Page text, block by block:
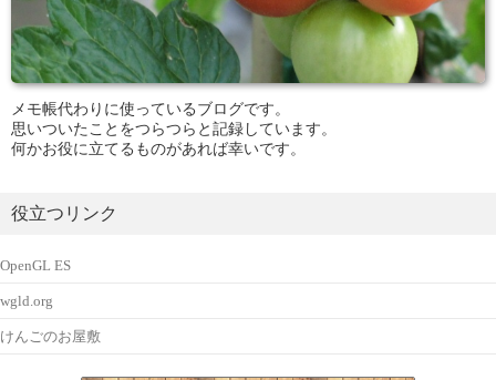
メモ帳代わりに使っているブログです。
思いついたことをつらつらと記録しています。
何かお役に立てるものがあれば幸いです。
役立つリンク
OpenGL ES
wgld.org
けんごのお屋敷